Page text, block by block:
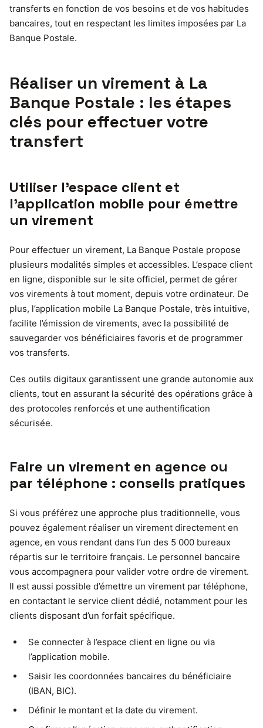
transferts en fonction de vos besoins et de vos habitudes
bancaires, tout en respectant les limites imposées par La
Banque Postale.
Réaliser un virement à La
Banque Postale : les étapes
clés pour effectuer votre
transfert
Utiliser l’espace client et
l’application mobile pour émettre
un virement
Pour effectuer un virement, La Banque Postale propose
plusieurs modalités simples et accessibles. L’espace client
en ligne, disponible sur le site officiel, permet de gérer
vos virements à tout moment, depuis votre ordinateur. De
plus, l’application mobile La Banque Postale, très intuitive,
facilite l’émission de virements, avec la possibilité de
sauvegarder vos bénéficiaires favoris et de programmer
vos transferts.
Ces outils digitaux garantissent une grande autonomie aux
clients, tout en assurant la sécurité des opérations grâce à
des protocoles renforcés et une authentification
sécurisée.
Faire un virement en agence ou
par téléphone : conseils pratiques
Si vous préférez une approche plus traditionnelle, vous
pouvez également réaliser un virement directement en
agence, en vous rendant dans l’un des 5 000 bureaux
répartis sur le territoire français. Le personnel bancaire
vous accompagnera pour valider votre ordre de virement.
Il est aussi possible d’émettre un virement par téléphone,
en contactant le service client dédié, notamment pour les
clients disposant d’un forfait spécifique.
Se connecter à l’espace client en ligne ou via
l’application mobile.
Saisir les coordonnées bancaires du bénéficiaire
(IBAN, BIC).
Définir le montant et la date du virement.